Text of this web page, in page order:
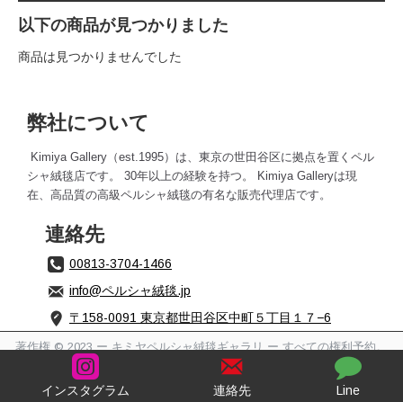
以下の商品が見つかりました
商品は見つかりませんでした
弊社について
Kimiya Gallery（est.1995）は、東京の世田谷区に拠点を置くペル
シャ絨毯店です。 30年以上の経験を持つ。 Kimiya Galleryは現
在、高品質の高級ペルシャ絨毯の有名な販​​売代理店です。
連絡先
00813-3704-1466
info@ペルシャ絨毯.jp
〒158-0091 東京都世田谷区中町５丁目１７−6
著作権 © 2023 ー キミヤペルシャ絨毯ギャラリ ー すべての権利予約。
インスタグラム 連絡先 Line